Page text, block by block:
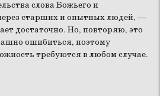
слова Божьего и
старших и опытных людей, —
достаточно. Но, повторяю, это
ошибиться, поэтому
требуются в любом случае.